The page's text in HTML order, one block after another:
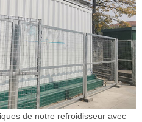
de notre refroidisseur avec